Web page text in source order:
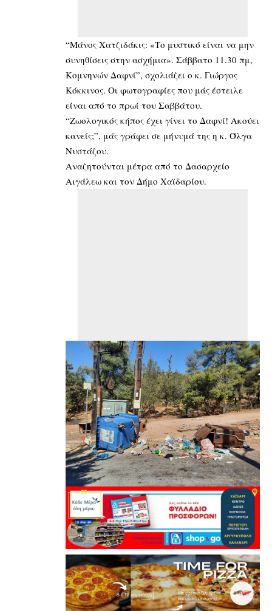
“Μάνος Χατζιδάκις: «Το μυστικό είναι να μην
συνηθίσεις στην ασχήμια». Σάββατο 11.30 πμ,
Κομνηνών Δαφνί”, σχολιάζει ο κ. Γιώργος
Κόκκινος. Οι φωτογραφίες που μάς έστειλε
είναι από το πρωί του Σαββάτου.
“Ζωολογικός κήπος έχει γίνει το Δαφνί! Ακούει
κανείς;”, μάς γράφει σε μήνυμά της η κ. Όλγα
Νυστάζου.
Αναζητούνται μέτρα από το Δασαρχείο
Αιγάλεω και τον Δήμο Χαϊδαρίου.